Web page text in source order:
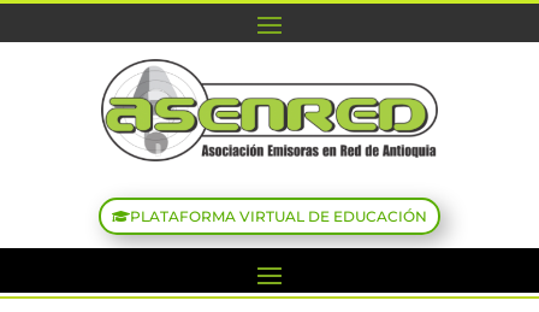
PLATAFORMA VIRTUAL DE EDUCACIÓN